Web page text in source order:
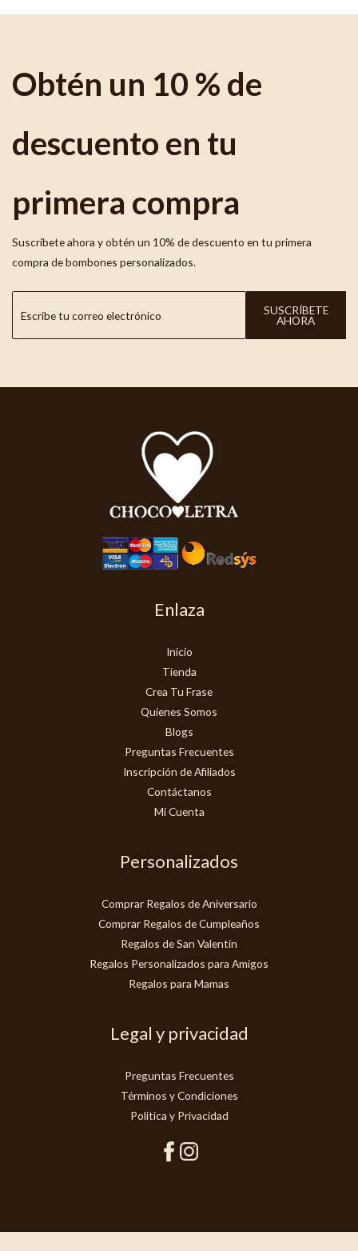
Obtén un 10 % de
descuento en tu
primera compra
Suscríbete ahora y obtén un 10% de descuento en tu primera
compra de bombones personalizados.
SUSCRÍBETE
AHORA
Enlaza
Inicio
Tienda
Crea Tu Frase
Quienes Somos
Blogs
Preguntas Frecuentes
Inscripción de Afiliados
Contáctanos
Mi Cuenta
Personalizados
Comprar Regalos de Aniversario
Comprar Regalos de Cumpleaños
Regalos de San Valentín
Regalos Personalizados para Amigos
Regalos para Mamas
Legal y privacidad
Preguntas Frecuentes
Términos y Condiciones
Politica y Privacidad